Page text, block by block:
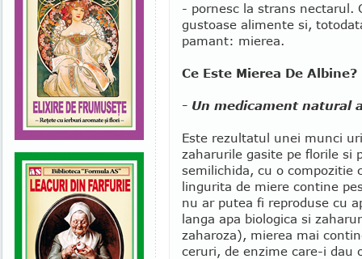
- pornesc la strans nectarul.
gustoase alimente si,
pamant: mierea.
Ce Este Mierea De Albine?
- Un medicament natural
Este rezultatul unei munci
zaharurile gasite pe florile si
semilichida, cu o compozitie
lingurita de miere contine
nu ar putea fi reproduse cu
langa apa biologica si
zaharoza), mierea mai
ceruri, de enzime care-i dau